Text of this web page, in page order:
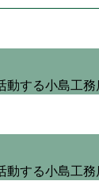
動する小島工
動する小島工